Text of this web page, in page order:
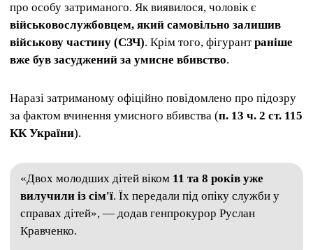
про особу затриманого. Як виявилося, чоловік є
військовослужбовцем, який самовільно залишив
військову частину (СЗЧ). Крім того, фігурантраніше
вже був засуджений за умисне вбивство.
Наразі затриманому офіційно повідомлено про підозру
за фактом вчинення умисного вбивства (п. 13 ч. 2 ст. 115
КК України).
«Двох молодших дітей віком 11 та 8 років уже
вилучили із сім'ї. Їх передали під опіку служби у
справах дітей», — додав генпрокурор Руслан
Кравченко.